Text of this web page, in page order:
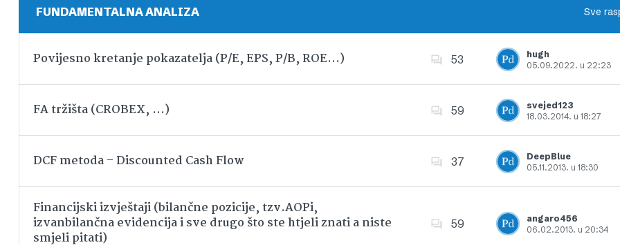
Dodajte u favorite
FUNDAMENTALNA ANALIZA Sve
Povijesno kretanje pokazatelja (P/E, EPS, P/B, ROE…) 53
hugh
05.09.2022. u 22:23
Dodajte u favorite
FA tržišta (CROBEX, …) 59
svejed123
18.03.2014. u 18:27
Dodajte u favorite
DCF metoda – Discounted Cash Flow 37
DeepBlue
05.11.2013. u 18:30
Financijski izvještaji (bilančne pozicije, tzv.AOPi,
izvanbilančna evidencija i sve drugo što ste htjeli znati a niste
smjeli pitati)
59
angaro456
06.02.2013. u 20:34